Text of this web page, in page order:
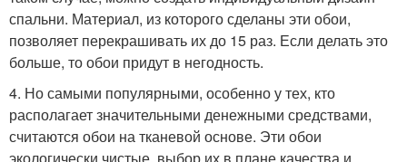
спальни. Материал, из которого сделаны эти обои,
позволяет перекрашивать их до 15 раз. Если делать это
больше, то обои придут в негодность.
4. Но самыми популярными, особенно у тех, кто
располагает значительными денежными средствами,
считаются обои на тканевой основе. Эти обои